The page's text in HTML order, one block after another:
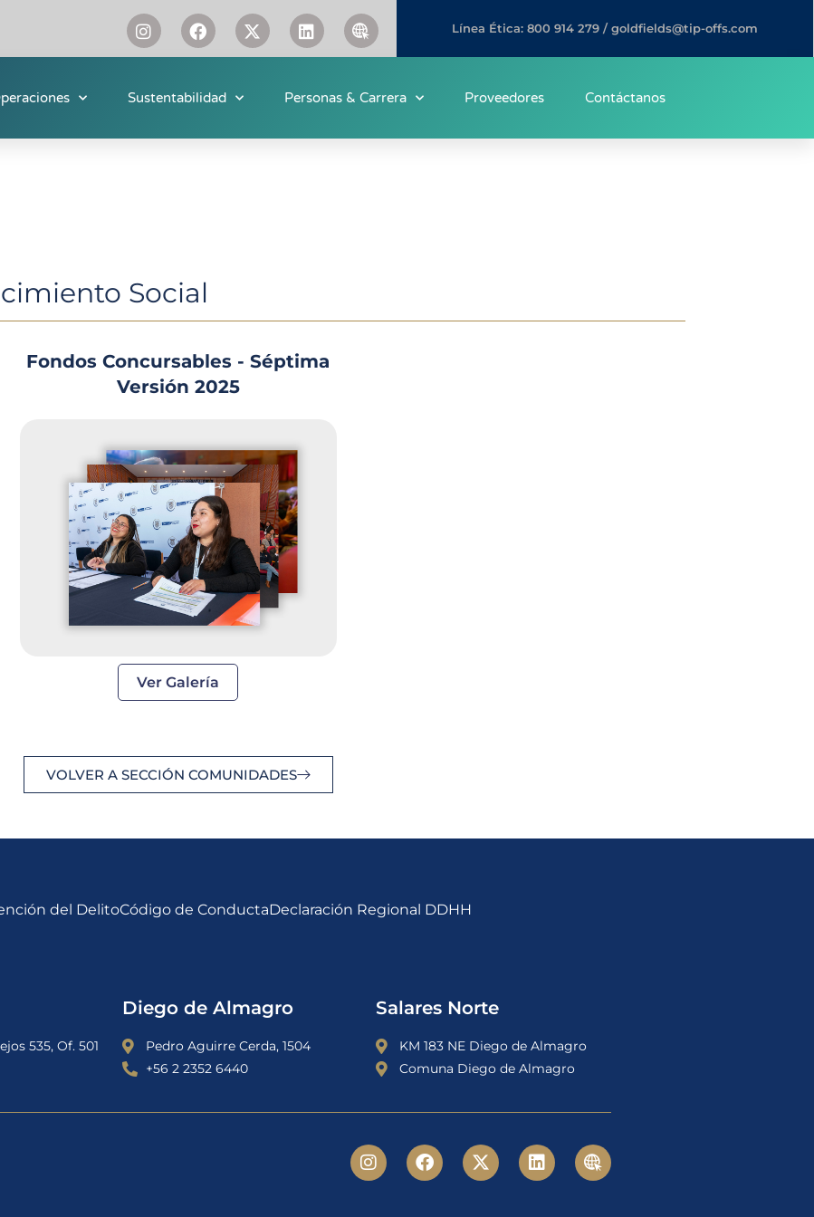
Línea Ética: 800 914 279 / goldfields@tip-offs.com
Sustentabilidad Personas & Carrera Proveedores Contáctanos
Social
Fondos Concursables - Séptima
Versión 2025
Ver Galería
VOLVER A SECCIÓN COMUNIDADES
del DelitoCódigo de ConductaDeclaración Regional DDHH
535, Of. 501
Diego de Almagro
Pedro Aguirre Cerda, 1504
+56 2 2352 6440
Salares Norte
KM 183 NE Diego de Almagro
Comuna Diego de Almagro